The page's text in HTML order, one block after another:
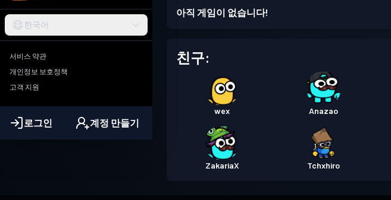
한국어
서비스 약관
개인정보 보호정책
고객 지원
로그인 계정 만들기
아직 게임이 없습니다!
친구:
wex Anazao
ZakariaX Tchxhiro